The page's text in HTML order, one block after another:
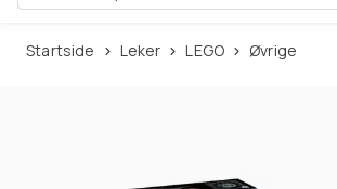
Startside Leker LEGO Øvrige